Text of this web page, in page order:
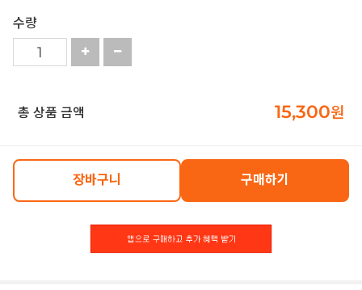
수량
총 상품 금액 15,300원
장바구니 구매하기